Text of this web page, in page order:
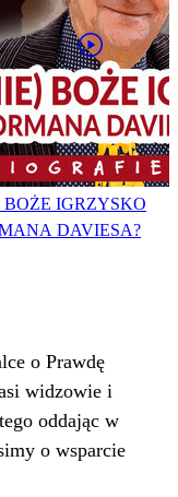
BOŻE IGRZYSKO
DAVIESA?
o Prawdę
widzowie i
oddając w
o wsparcie